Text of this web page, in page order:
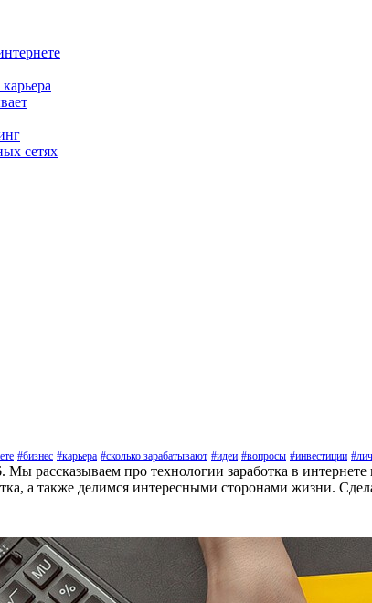
сетях
#бизнес #карьера #сколько зарабатывают #идеи #вопросы #инвестиции
Мы рассказываем про технологии заработка в
а также делимся интересными сторонами жизни.